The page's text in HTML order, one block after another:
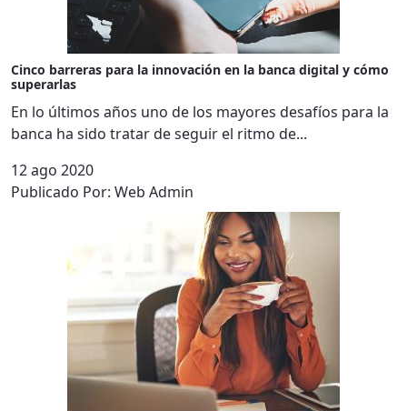
Cinco barreras para la innovación en la banca digital y cómo
superarlas
En lo últimos años uno de los mayores desafíos para la
banca ha sido tratar de seguir el ritmo de...
12 ago 2020
Publicado Por: Web Admin